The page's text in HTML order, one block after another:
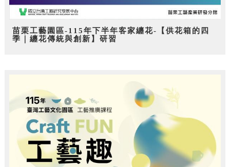
苗栗工藝園區-115年下半年客家纏花-【供花箱的四
季｜纏花傳統與創新】研習